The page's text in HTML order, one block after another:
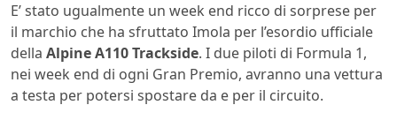
E’ stato ugualmente un week end ricco di sorprese per
il marchio che ha sfruttato Imola per l’esordio ufficiale
della Alpine A110 Trackside. I due piloti di Formula 1,
nei week end di ogni Gran Premio, avranno una vettura
a testa per potersi spostare da e per il circuito.